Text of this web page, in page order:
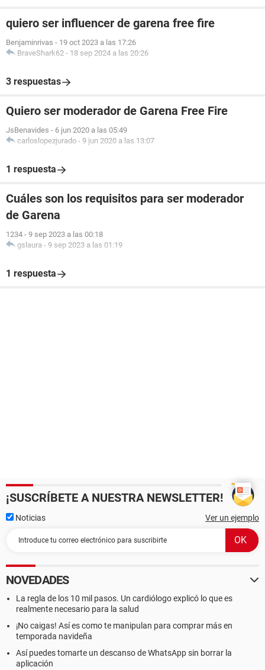
quiero ser influencer de garena free fire
Benjaminrivas - 19 oct 2023 a las 17:26
BraveShark62 - 18 sep 2024 a las 20:26
3 respuestas
Quiero ser moderador de Garena Free Fire
JsBenavides - 6 jun 2020 a las 05:49
carloslopezjurado - 9 jun 2020 a las 13:07
1 respuesta
Cuáles son los requisitos para ser moderador
de Garena
1234 - 9 sep 2023 a las 00:18
gslaura - 9 sep 2023 a las 01:19
1 respuesta
¡SUSCRÍBETE A NUESTRA NEWSLETTER!
Noticias Ver un ejemplo
NOVEDADES
La regla de los 10 mil pasos. Un cardiólogo explicó lo que es
realmente necesario para la salud
¡No caigas! Así es como te manipulan para comprar más en
temporada navideña
Así puedes tomarte un descanso de WhatsApp sin borrar la
aplicación